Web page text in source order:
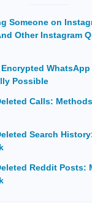
Someone on
Other Instagram
Possible
Calls:
Search
Reddit Posts: